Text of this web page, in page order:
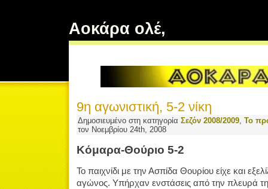
Αοκάρα ολέ,
9η αγωνιστική, 5-2 νίκη
Δημοσιευμένο στη κατηγορία Σεζόν 2008/2009, Το
τον Νοεμβρίου 24th, 2008
Κόμαρα-Θούριο 5-2
Το παιχνίδι με την Ασπίδα Θουρίου είχε και
αγώνος. Υπήρχαν ενστάσεις από την πλευρά